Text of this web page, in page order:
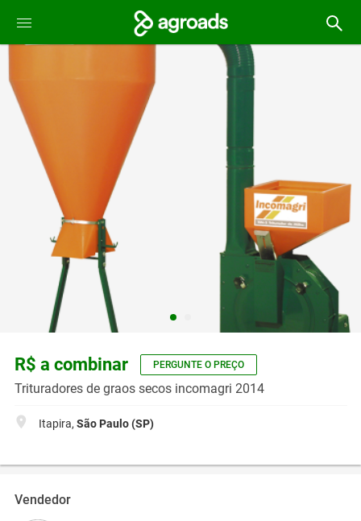
R$ a combinar PERGUNTE O PREÇO
Trituradores de graos secos incomagri 2014
Itapira, São Paulo (SP)
Vendedor